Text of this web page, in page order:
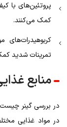
پروتئین‌های با
کمک می‌کنند.
کربوهیدرات‌های
تمرینات شدید
منابع
در بررسی گینر
در مواد غذایی